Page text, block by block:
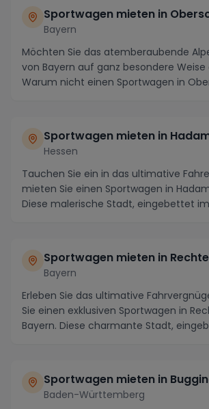
Sportwagen mieten in
Bayern
Möchten Sie das atemberaubende
von Bayern auf ganz besondere Weise
Warum nicht einen Sportwagen in
Sportwagen mieten in
Hessen
Tauchen Sie ein in das ultimative
mieten Sie einen Sportwagen in
Diese malerische Stadt, eingebettet
Sportwagen mieten in
Bayern
Erleben Sie das ultimative
Sie einen exklusiven Sportwagen in
Bayern. Diese charmante Stadt,
Sportwagen mieten in
Baden-Württemberg